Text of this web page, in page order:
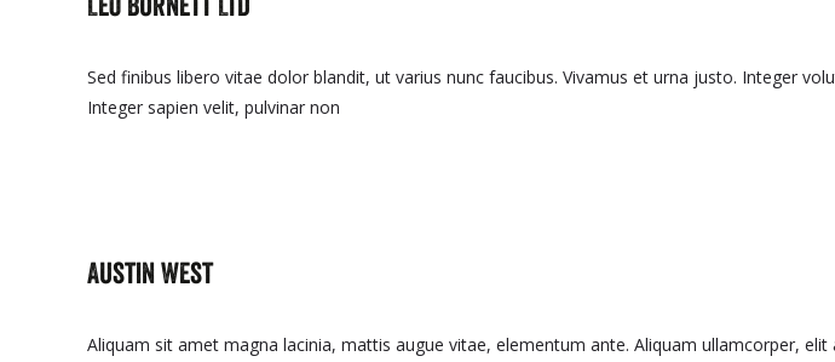
Sed finibus libero vitae dolor blandit, ut varius nunc faucibus. Vivamus et urna justo. Integer
Integer sapien velit, pulvinar non
Austin West
Aliquam sit amet magna lacinia, mattis augue vitae, elementum ante. Aliquam ullamcorper,